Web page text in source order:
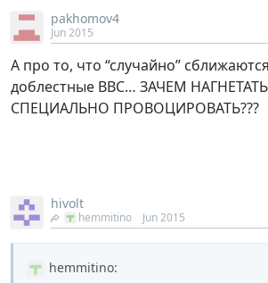
pakhomov4
Jun 2015
А про то, что “случайно”
доблестные ВВС… ЗАЧЕМ
СПЕЦИАЛЬНО ПРОВОЦИРОВАТЬ???
hivolt
hemmitino Jun 2015
hemmitino: